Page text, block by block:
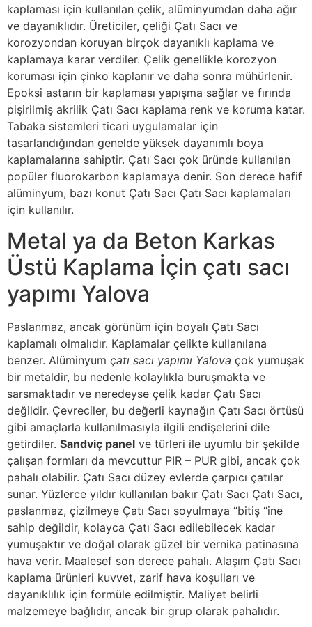
kaplaması için kullanılan çelik, alüminyumdan daha ağır
ve dayanıklıdır. Üreticiler, çeliği Çatı Sacı ve
korozyondan koruyan birçok dayanıklı kaplama ve
kaplamaya karar verdiler. Çelik genellikle korozyon
koruması için çinko kaplanır ve daha sonra mühürlenir.
Epoksi astarın bir kaplaması yapışma sağlar ve fırında
pişirilmiş akrilik Çatı Sacı kaplama renk ve koruma katar.
Tabaka sistemleri ticari uygulamalar için
tasarlandığından genelde yüksek dayanımlı boya
kaplamalarına sahiptir. Çatı Sacı çok üründe kullanılan
popüler fluorokarbon kaplamaya denir. Son derece hafif
alüminyum, bazı konut Çatı Sacı Çatı Sacı kaplamaları
için kullanılır.
Metal ya da Beton Karkas
Üstü Kaplama İçin çatı sacı
yapımı Yalova
Paslanmaz, ancak görünüm için boyalı Çatı Sacı
kaplamalı olmalıdır. Kaplamalar çelikte kullanılana
benzer. Alüminyum çatı sacı yapımı Yalova çok yumuşak
bir metaldir, bu nedenle kolaylıkla buruşmakta ve
sarsmaktadır ve neredeyse çelik kadar Çatı Sacı
değildir. Çevreciler, bu değerli kaynağın Çatı Sacı örtüsü
gibi amaçlarla kullanılmasıyla ilgili endişelerini dile
getirdiler. Sandviç panel ve türleri ile uyumlu bir şekilde
çalışan formları da mevcuttur PIR – PUR gibi, ancak çok
pahalı olabilir. Çatı Sacı düzey evlerde çarpıcı çatılar
sunar. Yüzlerce yıldır kullanılan bakır Çatı Sacı Çatı Sacı,
paslanmaz, çizilmeye Çatı Sacı soyulmaya “bitiş “ine
sahip değildir, kolayca Çatı Sacı edilebilecek kadar
yumuşaktır ve doğal olarak güzel bir vernika patinasına
hava verir. Maalesef son derece pahalı. Alaşım Çatı Sacı
kaplama ürünleri kuvvet, zarif hava koşulları ve
dayanıklılık için formüle edilmiştir. Maliyet belirli
malzemeye bağlıdır, ancak bir grup olarak pahalıdır.